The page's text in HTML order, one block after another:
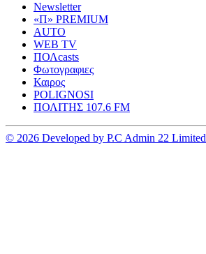
Newsletter
«Π» PREMIUM
AUTO
WEB TV
ΠΟΛcasts
Φωτογραφιες
Καιρος
POLIGNOSI
ΠΟΛΙΤΗΣ 107.6 FM
© 2026 Developed by P.C Admin 22 Limited